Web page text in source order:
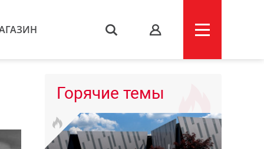
s
Горячие темы